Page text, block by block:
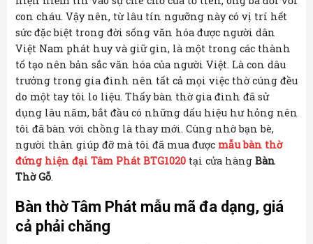
con cháu. Vậy nên, từ lâu tín ngưỡng này có vị trí hết
sức đặc biệt trong đời sống văn hóa được người dân
Việt Nam phát huy và giữ gìn, là một trong các thành
tố tạo nên bản sắc văn hóa của người Việt. Là con dâu
trưởng trong gia đình nên tất cả mọi việc thờ cúng đều
do một tay tôi lo liệu. Thấy bàn thờ gia đình đã sử
dụng lâu năm, bắt đầu có những dấu hiệu hư hỏng nên
tôi đã bàn với chồng là thay mới. Cùng nhờ bạn bè,
người thân giúp đỡ mà tôi đã mua được mẫu bàn thờ
đứng hiện đại Tâm Phát BTG1020 tại cửa hàng Bàn
Thờ Gỗ.
Bàn thờ Tâm Phát mẫu mã đa dạng, giá
cả phải chăng